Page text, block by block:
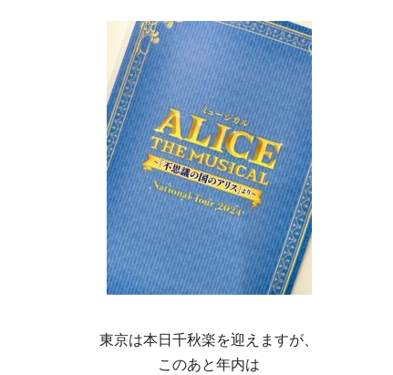
東京は本日千秋楽を迎えますが、
このあと年内は